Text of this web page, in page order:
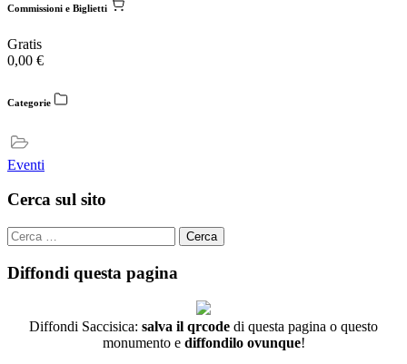
Commissioni e Biglietti
Gratis
0,00 €
Categorie
Eventi
Cerca sul sito
Cerca
per:
Diffondi questa pagina
Diffondi Saccisica: salva il qrcode di questa pagina o questo
monumento e diffondilo ovunque!